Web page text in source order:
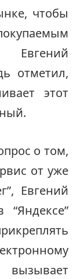
чтобы
Евгений
отметил,
этот
о том,
от уже
Евгений